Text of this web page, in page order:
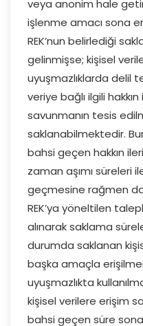
veya anonim hale
işlenme amacı sona
REK’nun belirlediği
gelinmişse; kişisel
uyuşmazlıklarda delil
veriye bağlı ilgili
savunmanın tesis
saklanabilmektedir.
bahsi geçen hakkın
zaman aşımı süreleri
geçmesine rağmen
REK’ya yöneltilen
alınarak saklama
durumda saklanan
başka amaçla
uyuşmazlıkta
kişisel verilere erişim
bahsi geçen süre